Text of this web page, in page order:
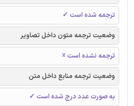
ترجمه شده است ✓
وضعیت ترجمه متون داخل تصاویر
ترجمه نشده است ☓
وضعیت ترجمه منابع داخل متن
به صورت عدد درج شده است ✓